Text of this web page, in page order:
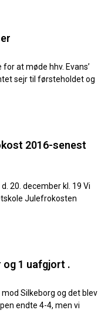
at møde hhv. Evans’
sejr til førsteholdet og
2016-senest
20. december kl. 19 Vi
Julefrokosten
og 1 uafgjort .
Silkeborg og det blev
endte 4-4, men vi